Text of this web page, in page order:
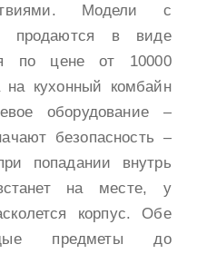
Модели с
продаются в виде
по цене от 10000
на кухонный комбайн
оборудование –
безопасность –
попадании внутрь
на месте, у
корпус. Обе
предметы до